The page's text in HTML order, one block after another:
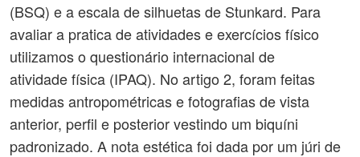
(BSQ) e a escala de silhuetas de Stunkard. Para
avaliar a pratica de atividades e exercícios físico
utilizamos o questionário internacional de
atividade física (IPAQ). No artigo 2, foram feitas
medidas antropométricas e fotografias de vista
anterior, perfil e posterior vestindo um biquíni
padronizado. A nota estética foi dada por um júri de